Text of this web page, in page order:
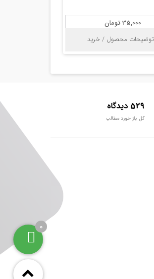
35,000 تومان
توضیحات محصول / خرید
529 دیدگاه
کل باز خورد مطالب
0